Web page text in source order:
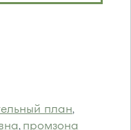
план,
, промзона